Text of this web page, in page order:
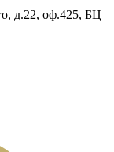
д.22, оф.425, БЦ